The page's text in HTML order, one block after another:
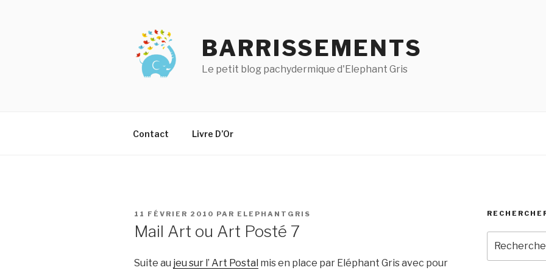
BARRISSEMENTS
Le petit blog pachydermique d'Elephant Gris
Contact Livre D’Or
PUBLIÉ
11 FÉVRIER 2010 PAR ELEPHANTGRIS
Mail Art ou Art Posté 7
Suite au jeu sur l’ Art Postal mis en place par Eléphant Gris avec pour
pour
: